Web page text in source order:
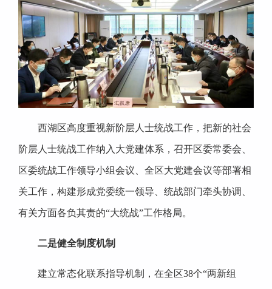
西湖区高度重视新阶层人士统战工作，把新的社会
阶层人士统战工作纳入大党建体系，召开区委常委会、
区委统战工作领导小组会议、全区大党建会议等部署相
关工作，构建形成党委统一领导、统战部门牵头协调、
有关方面各负其责的“大统战”工作格局。
二是健全制度机制
建立常态化联系指导机制，在全区38个“两新组